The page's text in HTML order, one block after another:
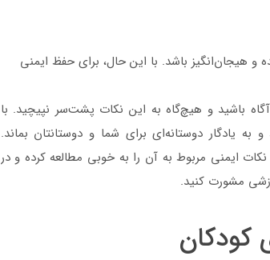
و هیجان‌انگیز باشد. با این حال، برای حفظ ایمنی
باشید و هیچ‌گاه به این نکات پشت‌سر نپیچید. با
یادگار دوستانه‌ای برای شما و دوستانتان بماند.
ایمنی مربوط به آن را به خوبی مطالعه کرده و در
مشورت کنید.
کودکان